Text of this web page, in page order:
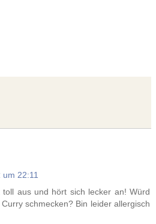
22:11
toll aus und hört sich lecker an! Würd
schmecken? Bin leider allergisch